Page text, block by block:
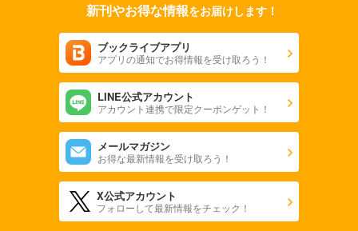
新刊やお得な情報をお届けします！
ブックライブアプリ
アプリの通知でお得情報を受け取ろう！
LINE公式アカウント
アカウント連携で限定クーポンゲット！
メールマガジン
お得な最新情報を受け取ろう！
X公式アカウント
フォローして最新情報をチェック！